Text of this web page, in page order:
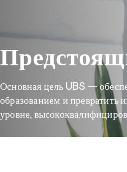
Основная цель UBS —
образованием и превратить
уровне,